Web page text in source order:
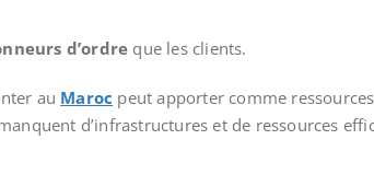
d’ordre que les clients.
au Maroc peut apporter comme
d’infrastructures et de ressources